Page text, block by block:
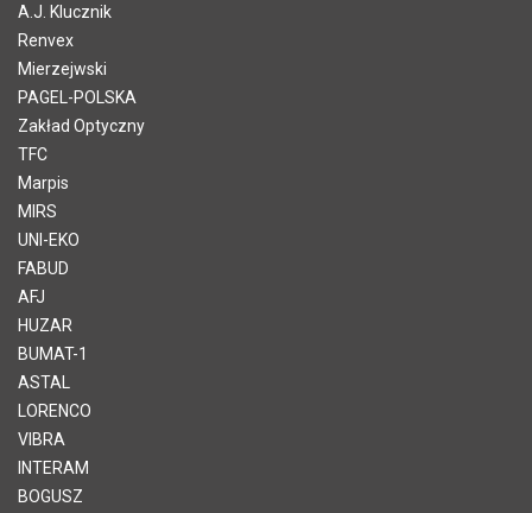
A.J. Klucznik
Renvex
Mierzejwski
PAGEL-POLSKA
Zakład Optyczny
TFC
Marpis
MIRS
UNI-EKO
FABUD
AFJ
HUZAR
BUMAT-1
ASTAL
LORENCO
VIBRA
INTERAM
BOGUSZ